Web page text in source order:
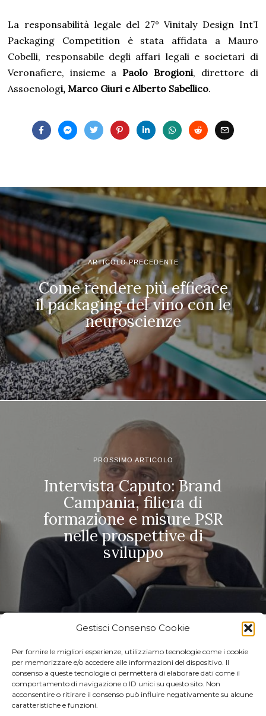
Gestisci Consenso Cookie
Per fornire le migliori esperienze, utilizziamo tecnologie come i cookie
per memorizzare e/o accedere alle informazioni del dispositivo. Il
consenso a queste tecnologie ci permetterà di elaborare dati come il
comportamento di navigazione o ID unici su questo sito. Non
acconsentire o ritirare il consenso può influire negativamente su alcune
caratteristiche e funzioni.
La responsabilità legale del 27° Vinitaly Design Int’I
Packaging Competition è stata affidata a Mauro
Cobelli, responsabile degli affari legali e societari di
Veronafiere, insieme a Paolo Brogioni, direttore di
Assoenologi, Marco Giuri e Alberto Sabellico.
Monserrato 1973, il
modello agricolo
integrato nel Sannio
tra viticoltura biologica
e recupero delle
varietà locali
ARTICOLO PRECEDENTE
Come rendere più efficace
il packaging del vino con le
neuroscienze
PROSSIMO ARTICOLO
Intervista Caputo: Brand
Campania, filiera di
formazione e misure PSR
nelle prospettive di
sviluppo